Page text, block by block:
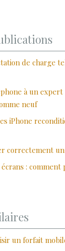
de charge
à un expert
neuf
iPhone
correctement
:
un forfait